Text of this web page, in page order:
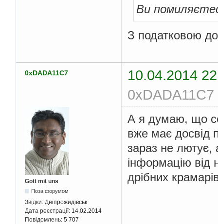
Ви
З податковою
0xDADA11C7
10.04.2014
Gott mit uns
Поза форумом
Звідки: Дніпрожидівськ
Дата реєстрації: 14.02.2014
Повідомлень: 5 707
А я думаю, що
вже має досвід
зараз не лютує,
інформацію від
дрібних